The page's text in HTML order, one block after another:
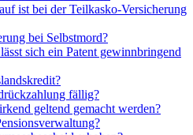
ist bei der Teilkasko-Versicherung
bei Selbstmord?
sich ein Patent gewinnbringend
fällig?
geltend gemacht werden?